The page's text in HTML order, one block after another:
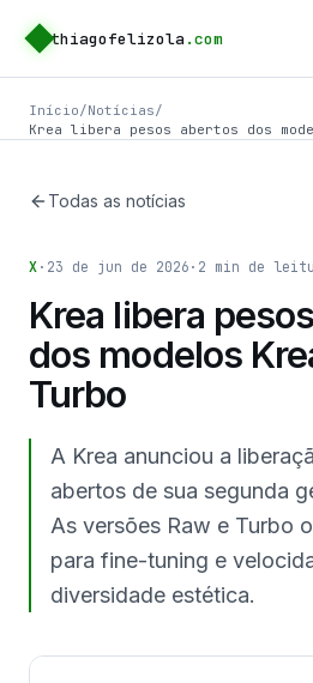
thiagofelizola .com
Início/Notícias/
Krea libera pesos abertos dos
Todas as notícias
X · 23 de jun de 2026 · 2 min de
Krea libera
dos modelos
Turbo
A Krea anunciou a
abertos de sua segunda
As versões Raw e Turbo
para fine-tuning e
diversidade estética.